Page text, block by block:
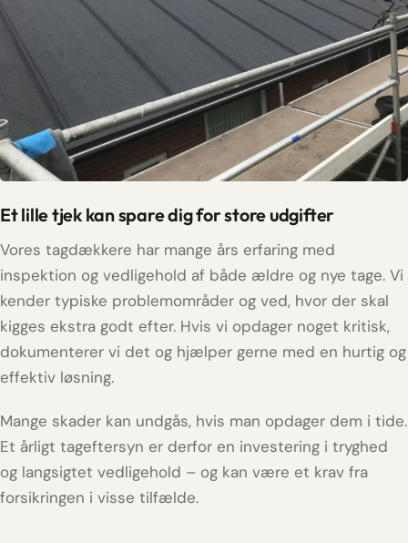
Et lille tjek kan spare dig for store udgifter
Vores tagdækkere har mange års erfaring med
inspektion og vedligehold af både ældre og nye tage. Vi
kender typiske problemområder og ved, hvor der skal
kigges ekstra godt efter. Hvis vi opdager noget kritisk,
dokumenterer vi det og hjælper gerne med en hurtig og
effektiv løsning.
Mange skader kan undgås, hvis man opdager dem i tide.
Et årligt tageftersyn er derfor en investering i tryghed
og langsigtet vedligehold – og kan være et krav fra
forsikringen i visse tilfælde.